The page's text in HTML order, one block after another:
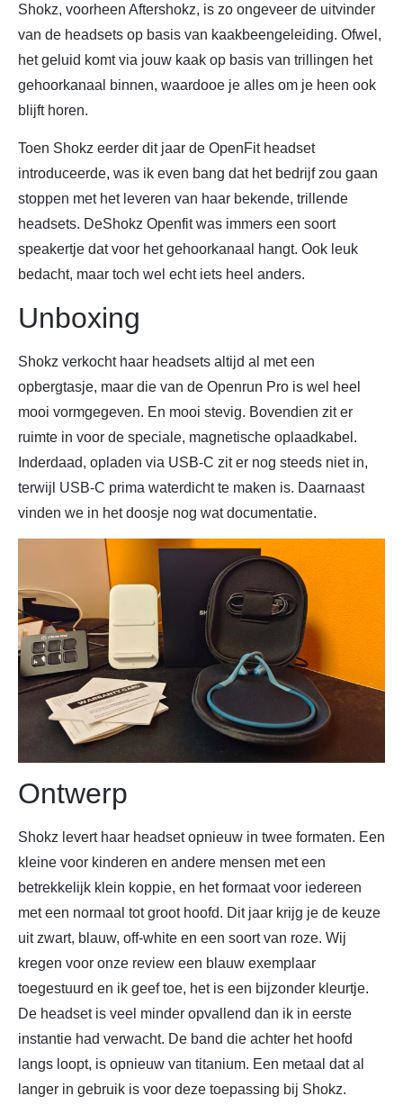
Shokz, voorheen Aftershokz, is zo ongeveer de uitvinder
van de headsets op basis van kaakbeengeleiding. Ofwel,
het geluid komt via jouw kaak op basis van trillingen het
gehoorkanaal binnen, waardooe je alles om je heen ook
blijft horen.
Toen Shokz eerder dit jaar de OpenFit headset
introduceerde, was ik even bang dat het bedrijf zou gaan
stoppen met het leveren van haar bekende, trillende
headsets. DeShokz Openfit was immers een soort
speakertje dat voor het gehoorkanaal hangt. Ook leuk
bedacht, maar toch wel echt iets heel anders.
Unboxing
Shokz verkocht haar headsets altijd al met een
opbergtasje, maar die van de Openrun Pro is wel heel
mooi vormgegeven. En mooi stevig. Bovendien zit er
ruimte in voor de speciale, magnetische oplaadkabel.
Inderdaad, opladen via USB-C zit er nog steeds niet in,
terwijl USB-C prima waterdicht te maken is. Daarnaast
vinden we in het doosje nog wat documentatie.
Ontwerp
Shokz levert haar headset opnieuw in twee formaten. Een
kleine voor kinderen en andere mensen met een
betrekkelijk klein koppie, en het formaat voor iedereen
met een normaal tot groot hoofd. Dit jaar krijg je de keuze
uit zwart, blauw, off-white en een soort van roze. Wij
kregen voor onze review een blauw exemplaar
toegestuurd en ik geef toe, het is een bijzonder kleurtje.
De headset is veel minder opvallend dan ik in eerste
instantie had verwacht. De band die achter het hoofd
langs loopt, is opnieuw van titanium. Een metaal dat al
langer in gebruik is voor deze toepassing bij Shokz.